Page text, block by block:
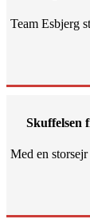
Team Esbjerg
Skuffelsen
Med en